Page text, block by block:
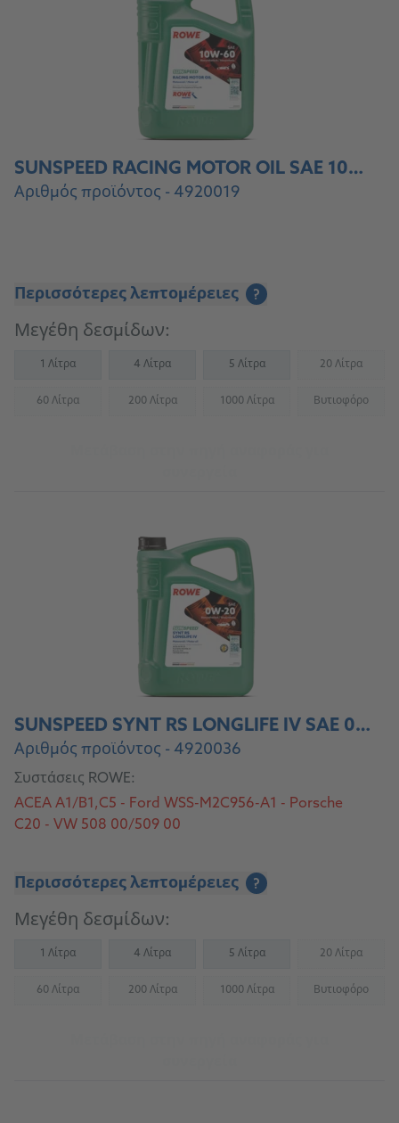
SUNSPEED RACING MOTOR OIL SAE 10W-60
Αριθμός προϊόντος - 4920019
Περισσότερες λεπτομέρειες ?
Μεγέθη δεσμίδων:
1 Λίτρα 4 Λίτρα 5 Λίτρα 20 Λίτρα
(Not
60 Λίτρα(Not available) 200 Λίτρα
(Not available) 1000 Λίτρα(Not available)Βυτιοφόρο
(Not
SUNSPEED SYNT RS LONGLIFE IV SAE 0W-20
Αριθμός προϊόντος - 4920036
Συστάσεις ROWE:
ACEA A1/B1,C5 - Ford WSS-M2C956-A1 - Porsche
C20 - VW 508 00/509 00
Περισσότερες λεπτομέρειες ?
Μεγέθη δεσμίδων:
1 Λίτρα 4 Λίτρα 5 Λίτρα 20 Λίτρα
(Not
60 Λίτρα(Not available) 200 Λίτρα
(Not available) 1000 Λίτρα(Not available)Βυτιοφόρο
(Not